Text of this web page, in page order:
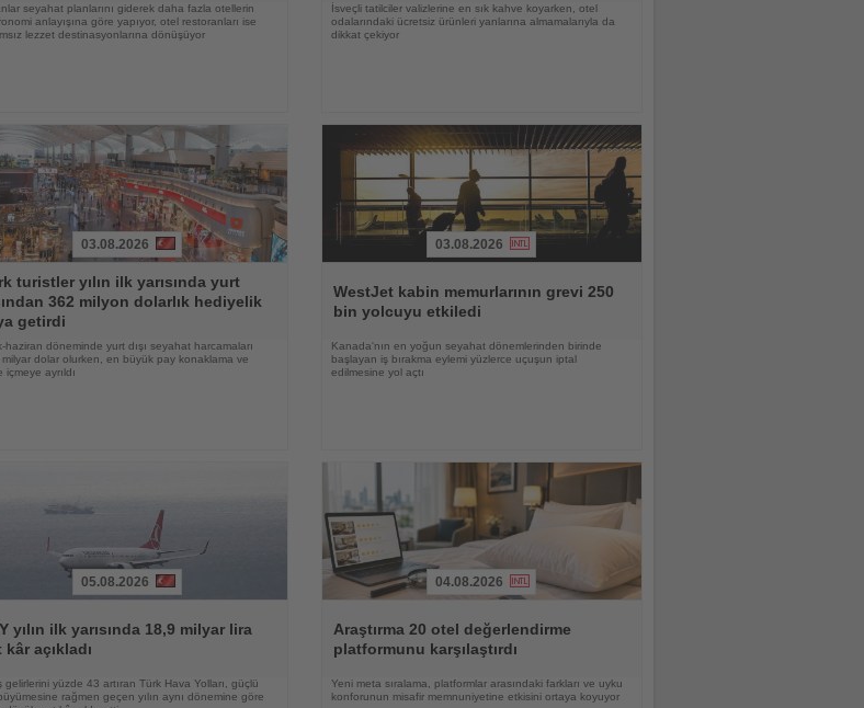
seyahat planlarını giderek daha fazla otellerin
anlayışına göre yapıyor, otel restoranları ise
lezzet destinasyonlarına dönüşüyor
İsveçli tatilciler valizlerine en sık kahve koyarken, otel
odalarındaki ücretsiz ürünleri yanlarına almamalarıyla da
dikkat çekiyor
03.08.2026
turistler yılın ilk yarısında yurt
362 milyon dolarlık hediyelik
getirdi
haziran döneminde yurt dışı seyahat harcamaları
milyar dolar olurken, en büyük pay konaklama ve
içmeye ayrıldı
Oku
03.08.2026
WestJet kabin memurlarının grevi 250
bin yolcuyu etkiledi
Kanada'nın en yoğun seyahat dönemlerinden birinde
başlayan iş bırakma eylemi yüzlerce uçuşun iptal
edilmesine yol açtı
05.08.2026
yılın ilk yarısında 18,9 milyar lira
kâr açıkladı
gelirlerini yüzde 43 artıran Türk Hava Yolları, güçlü
rağmen geçen yılın aynı dönemine göre
Oku
04.08.2026
Araştırma 20 otel değerlendirme
platformunu karşılaştırdı
Yeni meta sıralama, platformlar arasındaki farkları ve uyku
konforunun misafir memnuniyetine etkisini ortaya koyuyor